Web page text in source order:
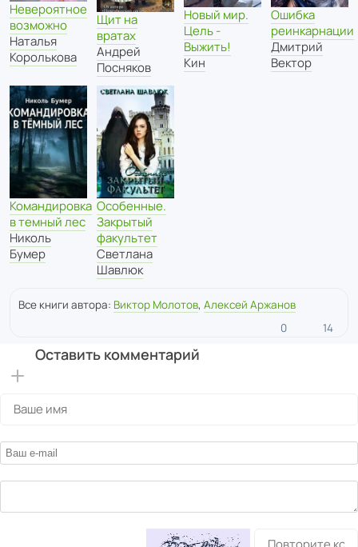
Невероятное
возможно
Наталья
Королькова
Щит на
вратах
Андрей
Посняков
Новый мир.
Цель -
Выжить!
Кин
Ошибка
реинкарнации
Дмитрий
Вектор
Командировка
в темный лес
Николь
Бумер
Особенные.
Закрытый
факультет
Светлана
Шавлюк
Все книги автора: Виктор Молотов, Алексей Аржанов
0
14
Оставить комментарий